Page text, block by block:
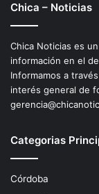
Chica – Noticias
Chica Noticias es
información en el
Informamos a
interés general de
Categorias
Córdoba